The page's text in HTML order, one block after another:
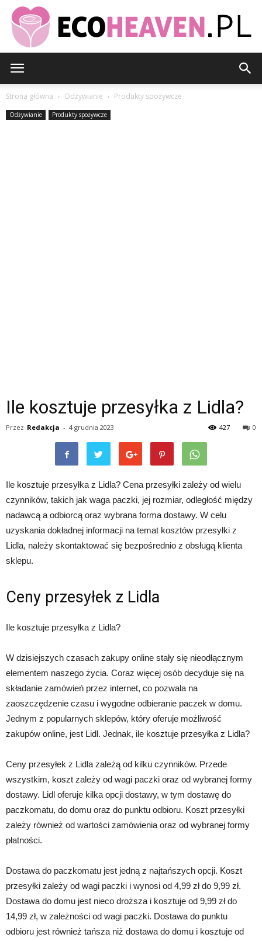
Strona główna Odżywianie Produkty spożywcze
Odżywianie Produkty spożywcze
Ile kosztuje przesyłka z Lidla?
Przez Redakcja - 4 grudnia 2023 0
427
Ile kosztuje przesyłka z Lidla? Cena przesyłki zależy od wielu
czynników, takich jak waga paczki, jej rozmiar, odległość między
nadawcą a odbiorcą oraz wybrana forma dostawy. W celu
uzyskania dokładnej informacji na temat kosztów przesyłki z
Lidla, należy skontaktować się bezpośrednio z obsługą klienta
sklepu.
Ceny przesyłek z Lidla
Ile kosztuje przesyłka z Lidla?
W dzisiejszych czasach zakupy online stały się nieodłącznym
elementem naszego życia. Coraz więcej osób decyduje się na
składanie zamówień przez internet, co pozwala na
zaoszczędzenie czasu i wygodne odbieranie paczek w domu.
Jednym z popularnych sklepów, który oferuje możliwość
zakupów online, jest Lidl. Jednak, ile kosztuje przesyłka z Lidla?
Ceny przesyłek z Lidla zależą od kilku czynników. Przede
wszystkim, koszt zależy od wagi paczki oraz od wybranej formy
dostawy. Lidl oferuje kilka opcji dostawy, w tym dostawę do
paczkomatu, do domu oraz do punktu odbioru. Koszt przesyłki
zależy również od wartości zamówienia oraz od wybranej formy
płatności.
Dostawa do paczkomatu jest jedną z najtańszych opcji. Koszt
przesyłki zależy od wagi paczki i wynosi od 4,99 zł do 9,99 zł.
Dostawa do domu jest nieco droższa i kosztuje od 9,99 zł do
14,99 zł, w zależności od wagi paczki. Dostawa do punktu
odbioru jest również tańsza niż dostawa do domu i kosztuje od